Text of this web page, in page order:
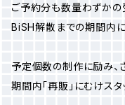
ご予約分も数量わずか
BiSH解散までの期間内
予定個数の制作に励み、
期間内「再販」にむけス